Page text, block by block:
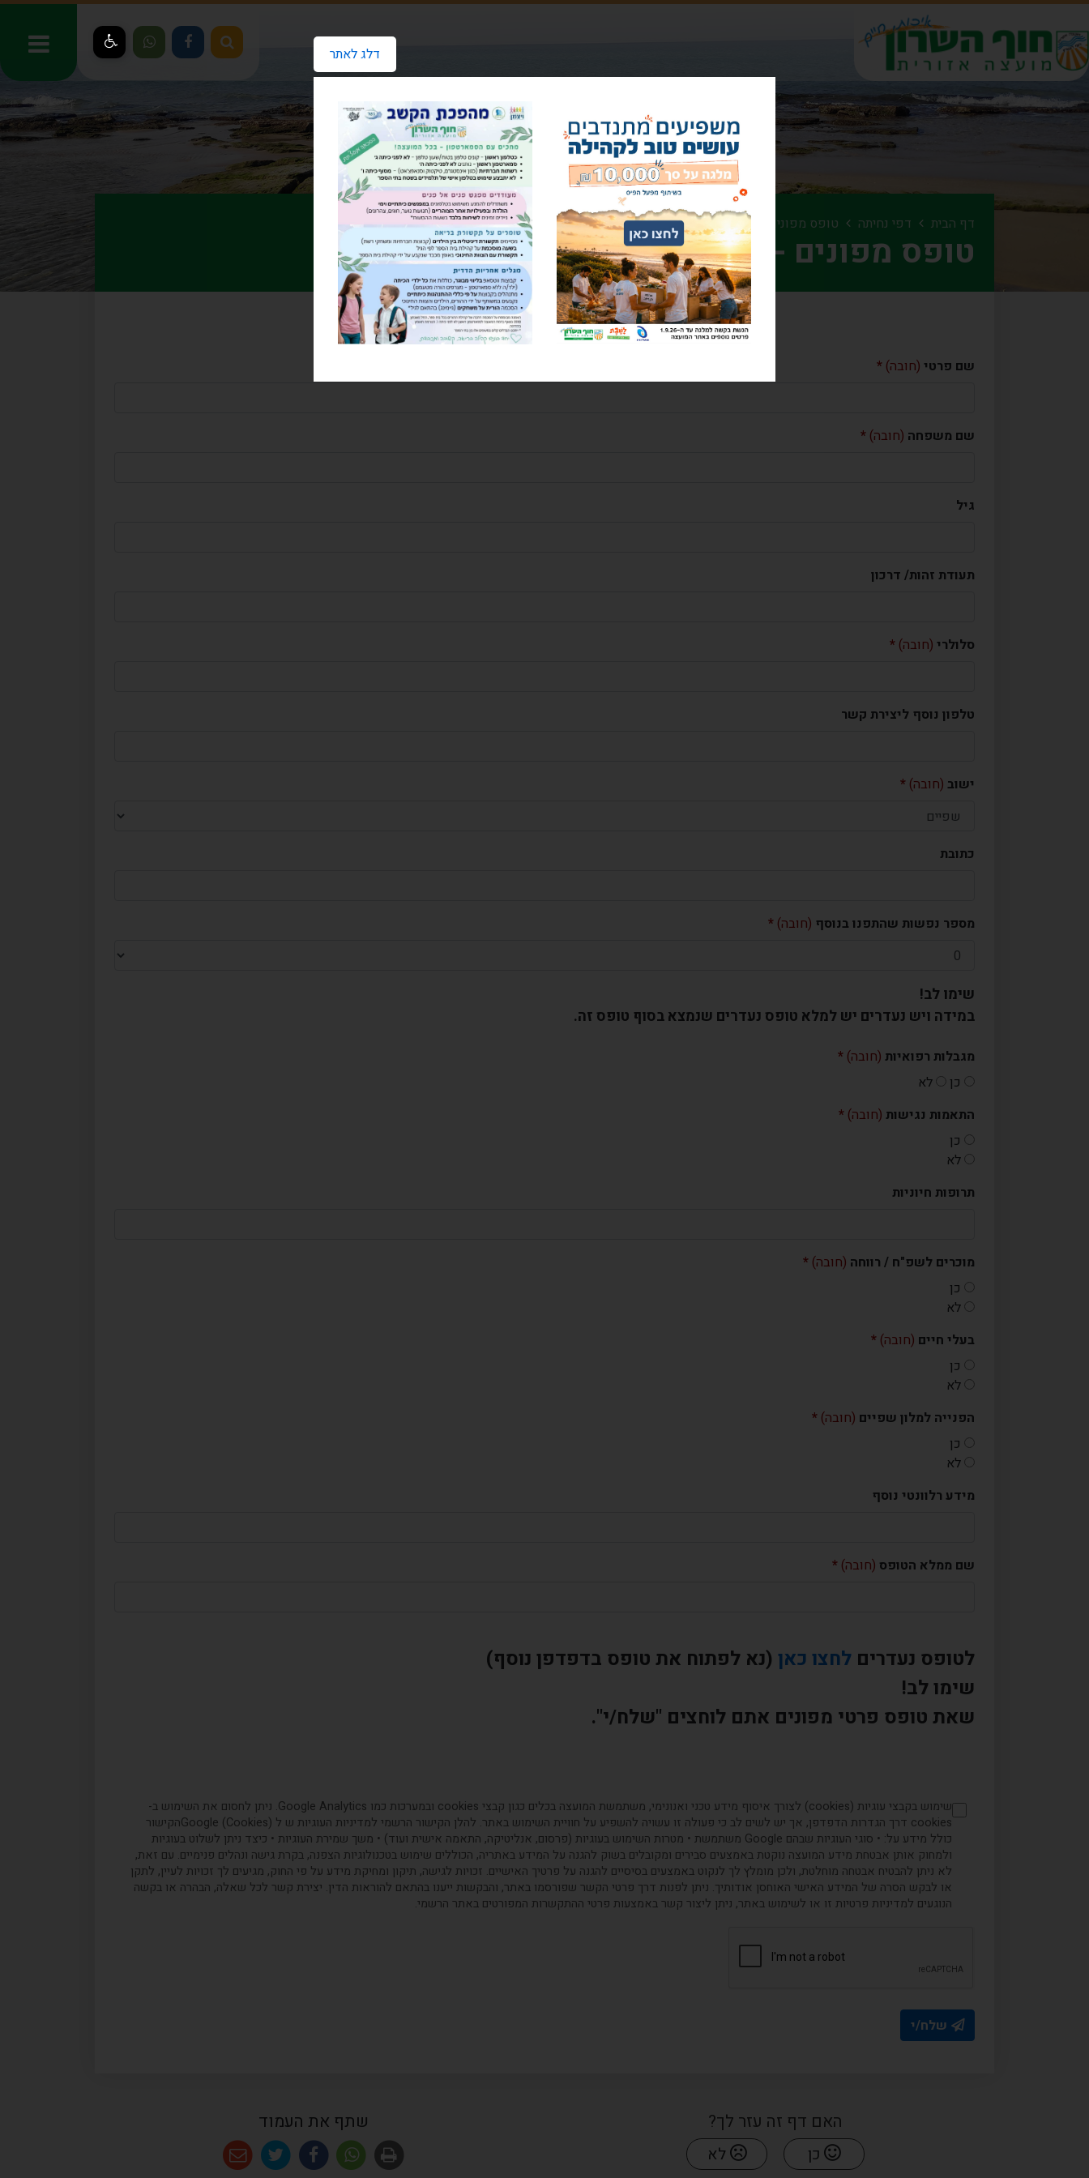
דלג לאתר
דף הבית דפי נחיתה טופס מפונים - מרכז מסר משפחות
טופס מפונים - מרכז מסר משפחות
שם פרטי (חובה)
שם משפחה (חובה)
גיל
תעודת זהות/ דרכון
סלולרי (חובה)
טלפון נוסף ליצירת קשר
ישוב (חובה)
כתובת
מספר נפשות שהתפנו בנוסף (חובה)
שימו לב!
במידה ויש נעדרים יש למלא טופס נעדרים שנמצא בסוף טופס זה.
מגבלות רפואיות (חובה)
כן
לא
התאמות נגישות (חובה)
כן
לא
תרופות חיוניות
מוכרים לשפ"ח / רווחה (חובה)
כן
לא
בעלי חיים (חובה)
כן
לא
הפנייה למלון שפיים (חובה)
כן
לא
מידע רלוונטי נוסף
שם ממלא הטופס (חובה)
לטופס נעדרים לחצו כאן (נא לפתוח את טופס בדפדפן נוסף)
שימו לב!
שאת טופס פרטי מפונים אתם לוחצים "שלח/י".
שימוש בקבצי עוגיות (cookies) לצורך איסוף מידע טכני ואנונימי, משתמשת המועצה בכלים כגון קבצי cookies ובמערכות כמו Google Analytics. ניתן לחסום את השימוש ב-
cookies דרך הגדרות הדפדפן, אך יש לשים לב כי פעולה זו עשויה להשפיע על חוויית השימוש באתר. להלן הקישור הרשמי למדיניות העוגיות ש ל (Cookies) Googleהקישור
כולל מידע על: • סוגי העוגיות שבהם Google משתמשת • מטרות השימוש בעוגיות (פרסום, אנליטיקה, התאמה אישית ועוד) • משך שמירת העוגיות • כיצד ניתן לשלוט בעוגיות
ולמחוק אותן אבטחת מידע המועצה נוקטת באמצעים סבירים ומקובלים בשוק להגנה על המידע באתריה, הכוללים שימוש בטכנולוגיות הצפנה, בקרת גישה ונהלים פנימיים. עם זאת,
לא ניתן להבטיח אבטחה מוחלטת, ולכן מומלץ לך לנקוט באמצעים בסיסיים להגנה על פרטיך האישיים. זכויות לגישה, תיקון ומחיקת מידע על פי החוק, מגיעים לך זכויות לעיין, לתקן
או לבקש הסרה של המידע האישי האוחסן אודותיך. ניתן לפנות דרך פרטי הקשר שפורסמו באתר, והבקשות ייענו בהתאם להוראות הדין. יצירת קשר לכל שאלה, הבהרה או בקשה
הנוגעים למדיניות פרטיות זו או לשימוש באתר, ניתן ליצור קשר באמצעות פרטי ההתקשרות המפורטים באתר הרשמי.
שלח/י
האם דף זה עזר לך?
כן לא
שתף את העמוד